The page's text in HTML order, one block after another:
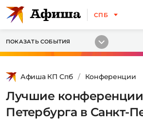
СПБ
ПОКАЗАТЬ СОБЫТИЯ
Афиша КП Спб Конференции
Лучшие конференции
Петербурга в Санкт-